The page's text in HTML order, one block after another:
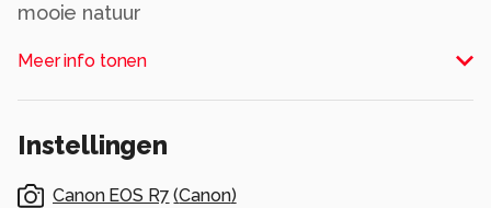
mooie natuur
Alle rechten voorbehouden
Meer info tonen
Instellingen
Canon EOS R7 (Canon)